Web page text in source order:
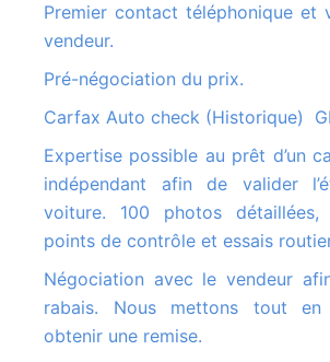
Premier contact téléphonique et vérification du
vendeur.
Pré-négociation du prix.
Carfax Auto check (Historique)
Expertise possible au prêt d’un cabinet privé et
indépendant afin de valider
voiture. 100 photos
points de contrôle et essais
Négociation avec le vendeur afin d'obtenir un
rabais. Nous mettons tout en
obtenir une remise.